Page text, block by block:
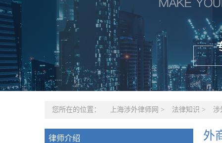
您所在的位置： 上海涉外律师网 > 法律知识 > 涉
律师介绍 外